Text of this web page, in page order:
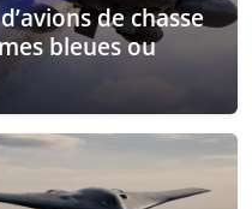
de chasse
bleues ou